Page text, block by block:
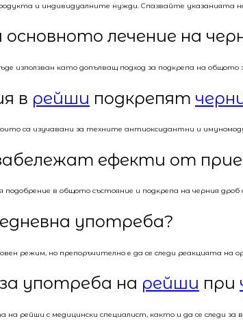
и индивидуалните нужди. Спазвайте указанията
лечение на
използван като допълващ подход за подкрепа на общото
в рейши подкрепят
са изучавани за техните антиоксидантни и
ефекти от
в общото състояние и подкрепа на черния дроб
употреба?
режим, но препоръчително е да се следи реакцията на
употреба на рейши при
рейши с медицински специалист, както и да се следи за